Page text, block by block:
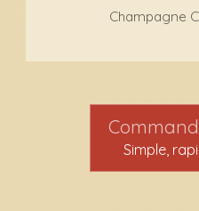
Champagne
Simple,